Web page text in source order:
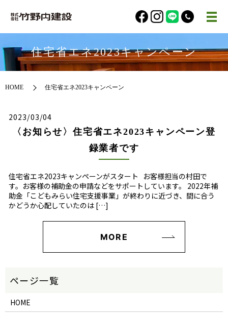
住宅省エネ2023キャンペーン
HOME 住宅省エネ2023キャンペーン
2023/03/04
〈お知らせ〉住宅省エネ2023キャンペーン登
録業者です
住宅省エネ2023キャンペーンがスタート お客様担当の村田で
す。お客様の補助金の申請などをサポートしています。 2022年補
助金「こどもみらい住宅支援事業」が終わりに近づき、間に合う
かどうか心配していたのは […]
MORE
HOME